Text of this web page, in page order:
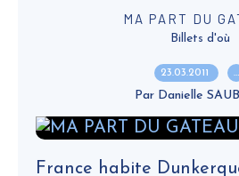
MA PART DU
Billets d'où
23.03.2011 …
Par Danielle
France habite